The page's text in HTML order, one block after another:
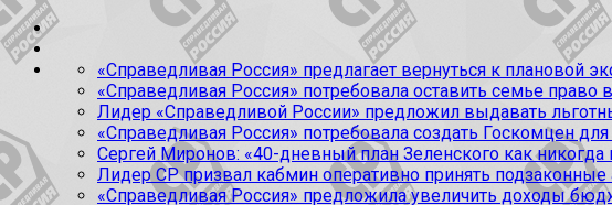
«Справедливая Россия» предлагает вернуться к плановой
«Справедливая Россия» потребовала оставить семье
Лидер «Справедливой России» предложил выдавать
«Справедливая Россия» потребовала создать Госкомцен
Сергей Миронов: «40-дневный план Зеленского как никогда
Лидер СР призвал кабмин оперативно принять
«Справедливая Россия» предложила увеличить доходы